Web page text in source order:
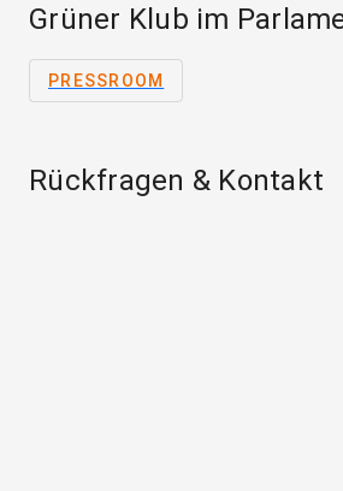
Grüner Klub im
PRESSROOM
Rückfragen & Kontakt